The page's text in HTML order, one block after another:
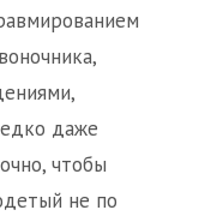
даже
чтобы
не по